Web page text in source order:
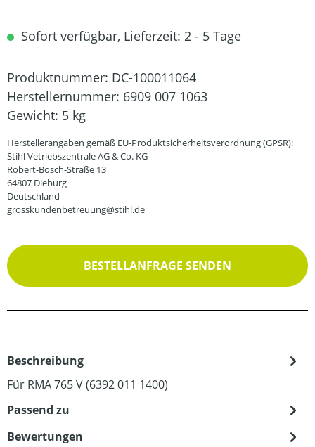
Sofort verfügbar, Lieferzeit: 2 - 5 Tage
Produktnummer: DC-100011064
Herstellernummer: 6909 007 1063
Gewicht: 5 kg
Herstellerangaben gemäß EU-Produktsicherheitsverordnung (GPSR):
Stihl Vetriebszentrale AG & Co. KG
Robert-Bosch-Straße 13
64807 Dieburg
Deutschland
grosskundenbetreuung@stihl.de
BESTELLANFRAGE SENDEN
Beschreibung
Für RMA 765 V (6392 011 1400)
Passend zu
Bewertungen